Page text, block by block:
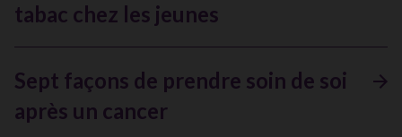
tabac chez les jeunes
Sept façons de prendre soin de soi
après un cancer